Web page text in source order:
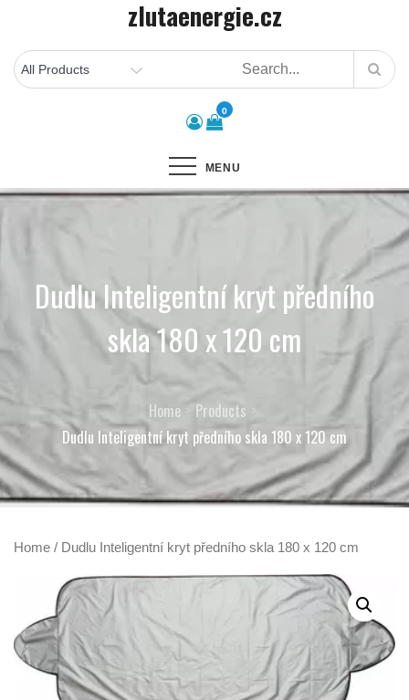
content
zlutaenergie.cz
0
MENU
Dudlu Inteligentní kryt předního
skla 180 x 120 cm
Home
Products
Dudlu Inteligentní kryt předního skla 180 x 120 cm
Home / Dudlu Inteligentní kryt předního skla 180 x 120 cm